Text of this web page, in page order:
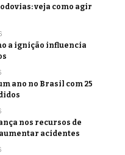
veja como agir
a ignição influencia
ano no Brasil com 25
nos recursos de
acidentes